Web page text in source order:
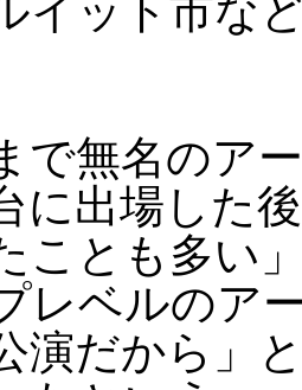
イット市な
で無名のア
に出場した
ことも多い
レベルのア
演だから」